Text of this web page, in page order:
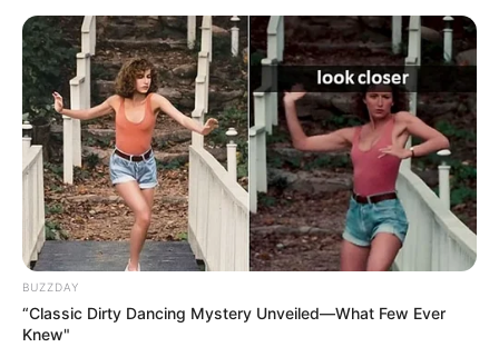
BUZZDAY
“Classic Dirty Dancing Mystery Unveiled—What Few Ever
Knew"